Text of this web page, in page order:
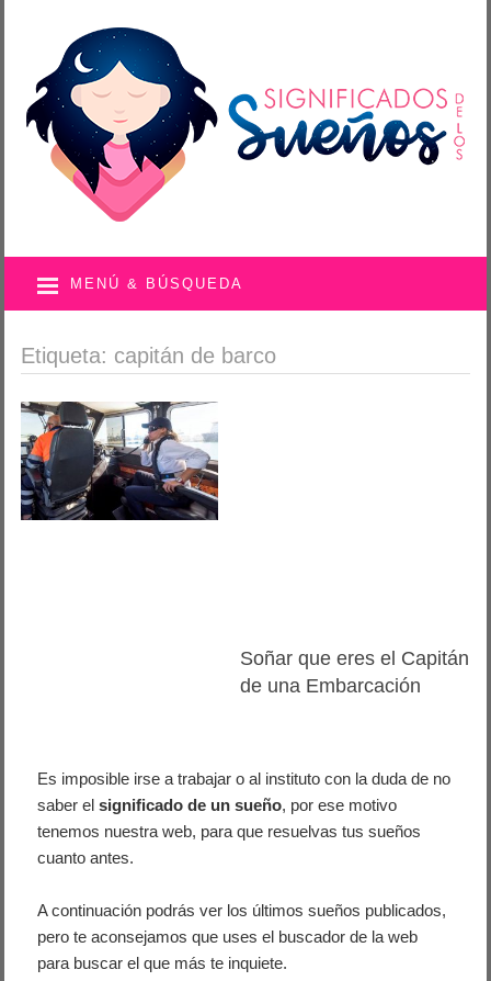
MENÚ & BÚSQUEDA
Etiqueta: capitán de barco
Soñar que eres el Capitán
de una Embarcación
Es imposible irse a trabajar o al instituto con la duda de no
saber elsignificado de un sueño, por ese motivo
tenemos nuestra web, para que resuelvas tus sueños
cuanto antes.
A continuación podrás ver los últimos sueños publicados,
pero te aconsejamos que uses el buscador de la web
para buscar el que más te inquiete.